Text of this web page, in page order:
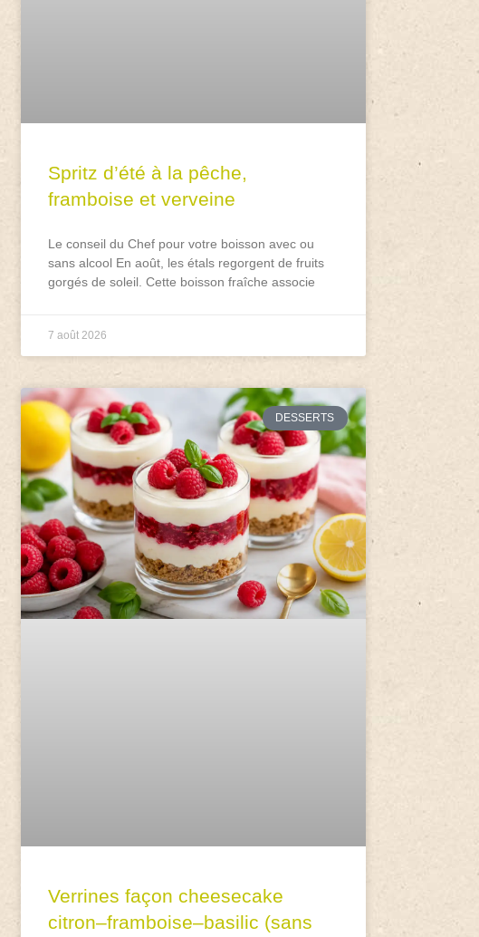
Spritz d’été à la pêche,
framboise et verveine
Le conseil du Chef pour votre boisson avec ou
sans alcool En août, les étals regorgent de fruits
gorgés de soleil. Cette boisson fraîche associe
7 août 2026
DESSERTS
Verrines façon cheesecake
citron–framboise–basilic (sans